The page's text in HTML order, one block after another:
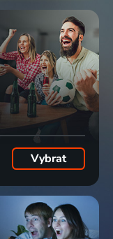
Vybrat